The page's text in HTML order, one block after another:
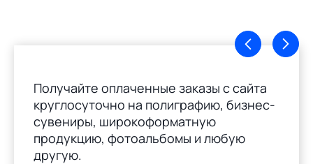
Получайте оплаченные заказы с сайта
круглосуточно на полиграфию, бизнес-
сувениры, широкоформатную
продукцию, фотоальбомы и любую
другую.